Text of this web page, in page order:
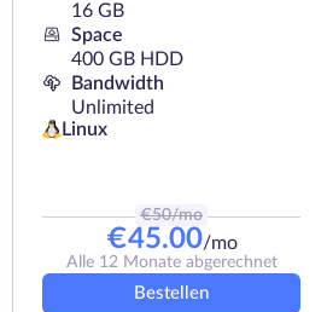
16 GB
Space
400 GB HDD
Bandwidth
Unlimited
Linux
€50/mo
€45.00/mo
Alle 12 Monate abgerechnet
Bestellen